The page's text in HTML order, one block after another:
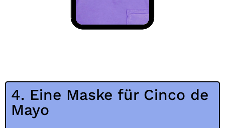
4. Eine Maske für Cinco de
Mayo